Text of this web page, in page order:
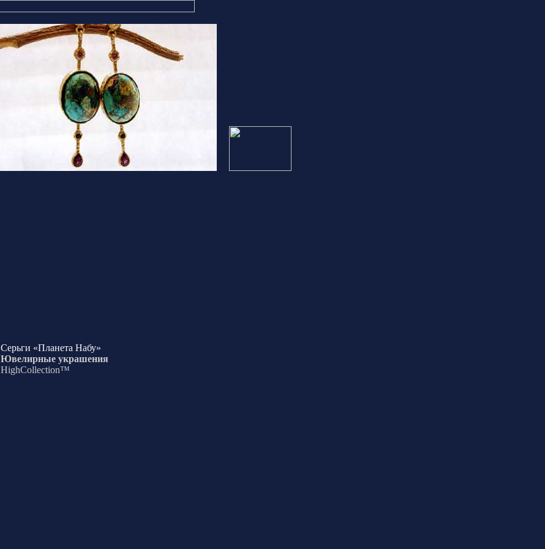
Серьги «Планета Набу»
Ювелирные украшения
HighCollection™